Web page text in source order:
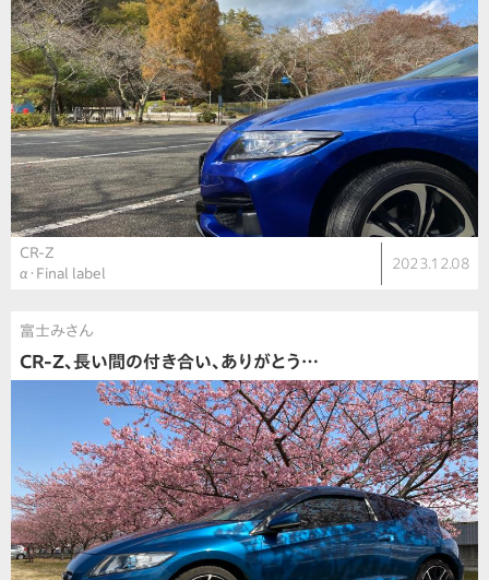
CR-Z
α・Final label
2023.12.08
富士みさん
CR-Z、長い間の付き合い、ありがとう…